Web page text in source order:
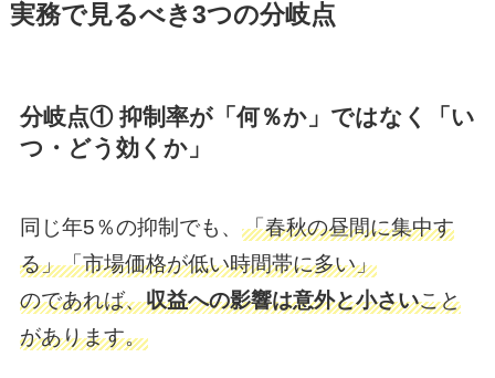
実務で見るべき3つの分岐点
分岐点① 抑制率が「何％か」ではなく「い
つ・どう効くか」
同じ年5％の抑制でも、 「春秋の昼間に集中す
る」「市場価格が低い時間帯に多い」
のであれば、収益への影響は意外と小さいこと
があります。